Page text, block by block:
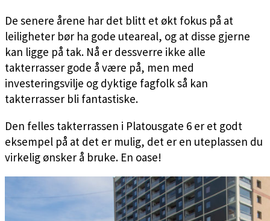
De senere årene har det blitt et økt fokus på at
leiligheter bør ha gode uteareal, og at disse gjerne
kan ligge på tak. Nå er dessverre ikke alle
takterrasser gode å være på, men med
investeringsvilje og dyktige fagfolk så kan
takterrasser bli fantastiske.
Den felles takterrassen i Platousgate 6 er et godt
eksempel på at det er mulig, det er en uteplassen du
virkelig ønsker å bruke. En oase!